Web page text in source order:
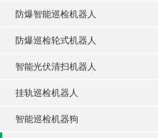
防爆智能巡检机器人
防爆巡检轮式机器人
智能光伏清扫机器人
挂轨巡检机器人
智能巡检机器狗